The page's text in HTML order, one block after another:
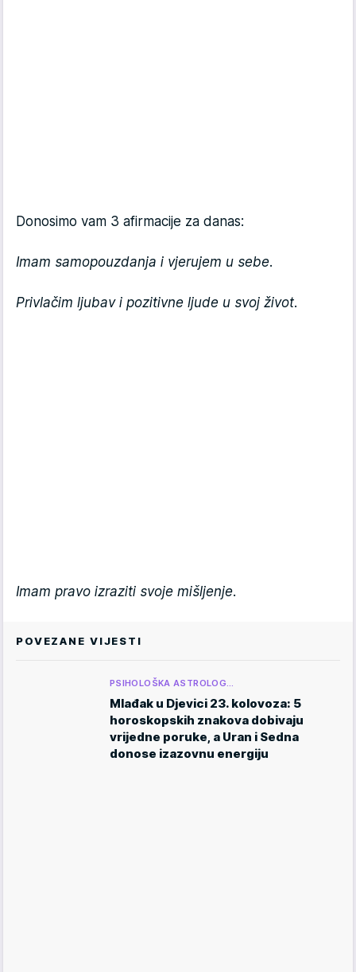
Donosimo vam 3 afirmacije za danas:
Imam samopouzdanja i vjerujem u sebe.
Privlačim ljubav i pozitivne ljude u svoj život.
Imam pravo izraziti svoje mišljenje.
POVEZANE VIJESTI
PSIHOLOŠKA ASTROLOG…
Mlađak u Djevici 23. kolovoza: 5
horoskopskih znakova dobivaju
vrijedne poruke, a Uran i Sedna
donose izazovnu energiju